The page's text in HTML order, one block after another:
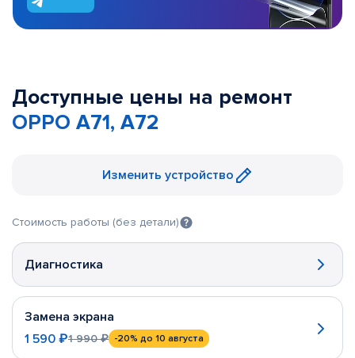
Доступные цены на ремонт
OPPO A71, A72
Изменить устройство
Стоимость работы (без детали)
Диагностика
Замена экрана
1 590 ₽1 990 ₽ -20% до 10 августа